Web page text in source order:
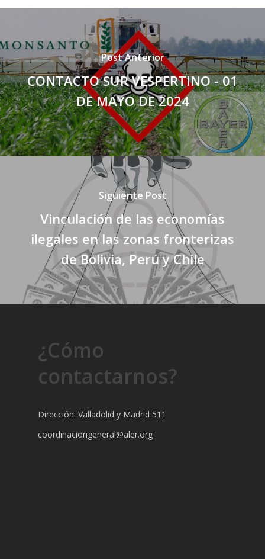
Post Anterior
CONTACTO SUR VESPERTINO - 01
DE MAYO DE 2024
Siguiente Post
Vinculación de las economías
ilegales en las zonas fronterizas
de Bolivia, Perú y Chile
¿Cómo
contactarnos?
Dirección: Valladolid y Madrid 511
coordinaciongeneral@aler.org